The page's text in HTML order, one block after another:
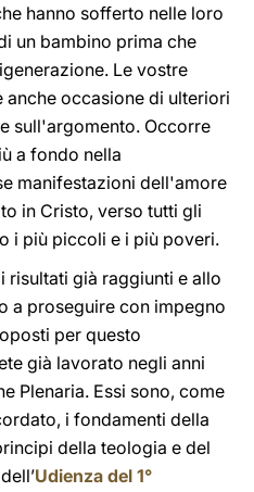
hanno sofferto nelle loro
un bambino prima che
Le vostre
occasione di ulteriori
sull'argomento. Occorre
a fondo nella
manifestazioni dell'amore
in Cristo, verso tutti gli
i più piccoli e i più poveri.
risultati già raggiunti e allo
a proseguire con impegno
per questo
già lavorato negli anni
Plenaria. Essi sono, come
i fondamenti della
della teologia e del
Udienza del 1°